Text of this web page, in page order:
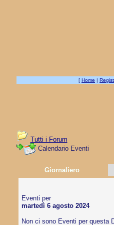
[ Home |
Tutti i Forum
Calendario Eventi
Giornaliero
Eventi per
martedì 6 agosto 2024
Non ci sono Eventi per questa